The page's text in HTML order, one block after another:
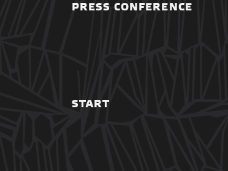
PRESS CONFERENCE
START